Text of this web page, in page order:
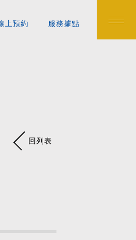
上預約 服務據點
回列表